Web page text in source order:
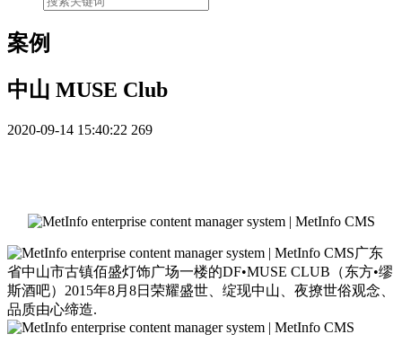
案例
中山 MUSE Club
2020-09-14 15:40:22 269
广东
省中山市古镇佰盛灯饰广场一楼的DF•MUSE CLUB（东方•缪
斯酒吧）2015年8月8日荣耀盛世、绽现中山、夜撩世俗观念、
品质由心缔造.